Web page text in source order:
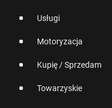
Usługi
Motoryzacja
Kupię / Sprzedam
Towarzyskie